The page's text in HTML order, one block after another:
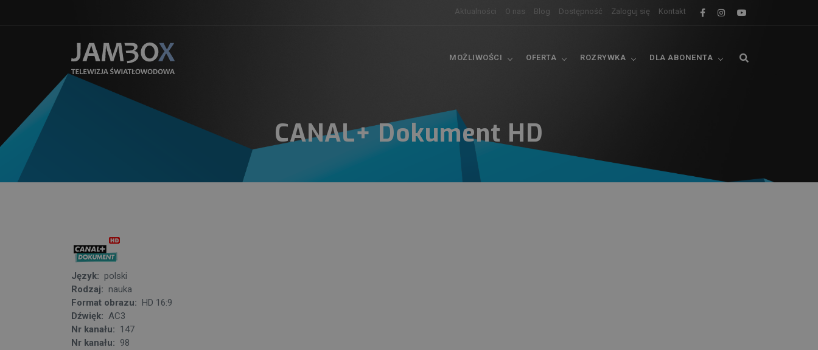
Aktualności O nas Blog Dostępność Zaloguj się Kontakt
MOŻLIWOŚCI OFERTA ROZRYWKA DLA ABONENTA
CANAL+ Dokument HD
Język: polski
Rodzaj: nauka
Format obrazu: HD 16:9
Dźwięk: AC3
Nr kanału: 147
Nr kanału: 98